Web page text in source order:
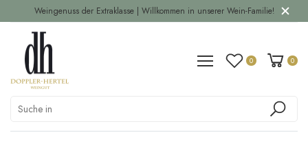
Weingenuss der Extraklasse | Willkommen in unserer Wein-Familie!
0 0